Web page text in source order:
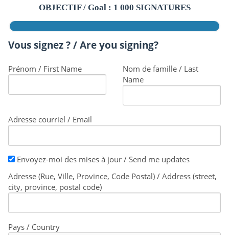
OBJECTIF / Goal : 1 000 SIGNATURES
Vous signez ? / Are you signing?
Prénom / First Name
Nom de famille / Last
Name
Adresse courriel / Email
Envoyez-moi des mises à jour / Send me updates
Adresse (Rue, Ville, Province, Code Postal) / Address (street,
city, province, postal code)
Pays / Country